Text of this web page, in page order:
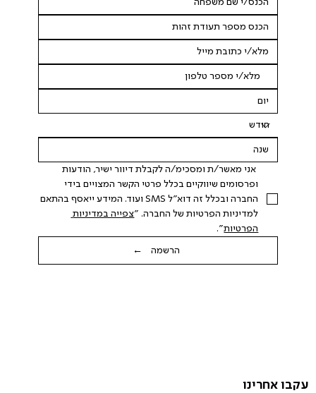
עקבו אחרינו
אני מאשר/ת ומסכימ/ה לקבלת דיוור ישיר, הודעות
החברה ובכלל זה דוא"ל SMS ועוד. המידע ייאסף בהתאם
למדיניות הפרטיות של החברה. "
צפייה במדיניות
הפרטיות".
הרשמה ←